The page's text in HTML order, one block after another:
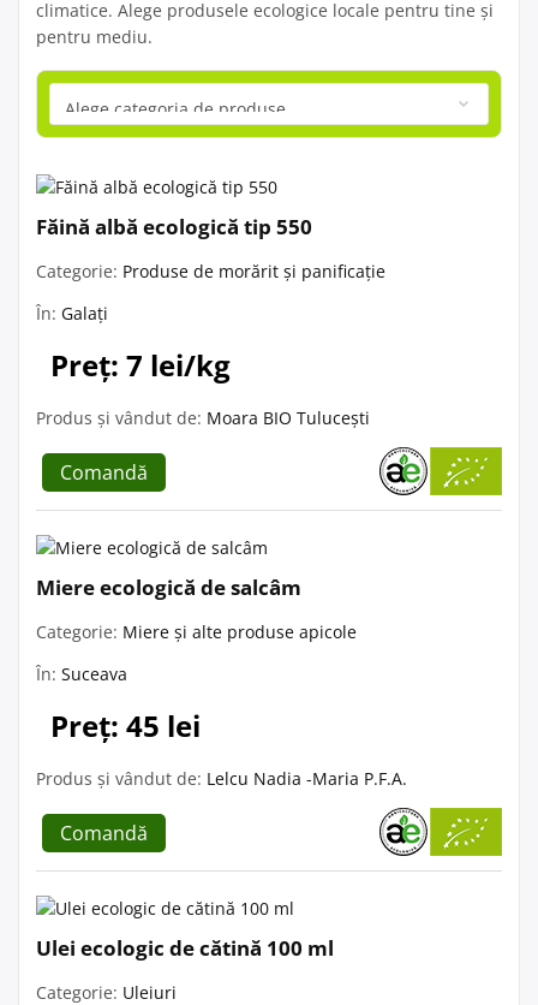
climatice. Alege produsele ecologice locale pentru tine și
pentru mediu.
Făină albă ecologică tip 550
Categorie: Produse de morărit și panificație
În: Galați
Preț: 7 lei/kg
Produs și vândut de: Moara BIO Tulucești
Comandă
Miere ecologică de salcâm
Categorie: Miere și alte produse apicole
În: Suceava
Preț: 45 lei
Produs și vândut de: Lelcu Nadia -Maria P.F.A.
Comandă
Ulei ecologic de cătină 100 ml
Categorie: Uleiuri